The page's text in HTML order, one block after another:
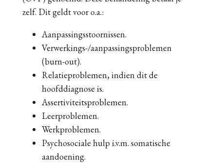
zelf. Dit geldt voor o.a.:
Aanpassingsstoornissen.
Verwerkings-/aanpassingsproblemen
(burn-out).
Relatieproblemen, indien dit de
hoofddiagnose is.
Assertiviteitsproblemen.
Leerproblemen.
Werkproblemen.
Psychosociale hulp i.v.m. somatische
aandoening.